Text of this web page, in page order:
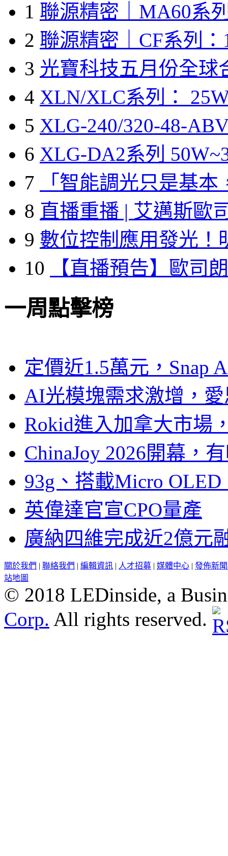
1 聯源精密｜MA60系
2 聯源精密｜CF系列：
3 光寶科技五月份全球
4 XLN/XLC系列：
5 XLG-240/320-48-
6 XLG-DA2系列
7
「智能調光只是基本
8 直播重播 | 艾邁斯歐
9 數位控制應用發光！
10
【直播預告】歐司
一周點擊榜
定價近1.5萬元，Snap
AI光模塊需求激增，
Rokid進入加拿大市場
ChinaJoy 2026開幕，
93g、搭載Micro
英偉達官宣CPO量產
廣納四維完成近2億元
關於我們 | 聯絡我們 | 編輯資訊 | 人才招募 | 媒體中心 | 發佈新
站地圖
© 2018 LEDinside, a
Corp. All rights reserved.